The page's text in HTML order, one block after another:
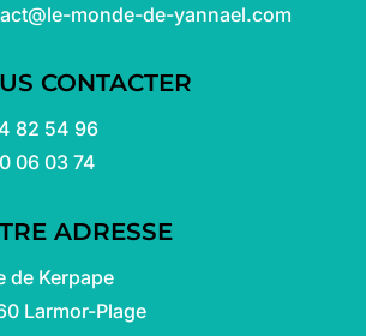
monde-de-yannael.com
CONTACTER
82 54 96
06 03 74
ADRESSE
de Kerpape
Larmor-Plage